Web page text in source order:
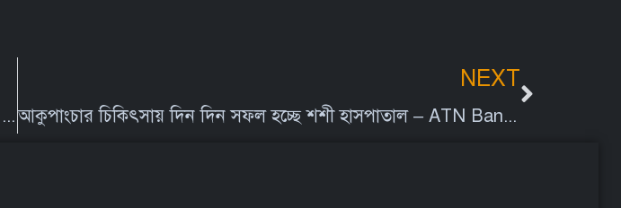
Acupuncture Treatment And Cure in Bangladesh Book | Dr S.M. Shahidul Islam PhD
NEXT
আকুপাংচার চিকিৎসায় দিন দিন সফল হচ্ছে শশী হাসপাতাল – ATN Bangla